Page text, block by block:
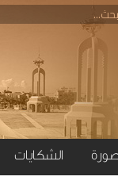
الشكايات